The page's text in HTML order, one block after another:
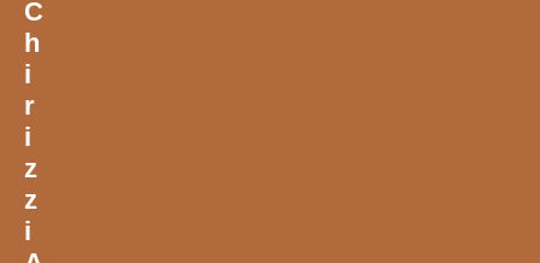
C
H
I
R
I
Z
Z
I